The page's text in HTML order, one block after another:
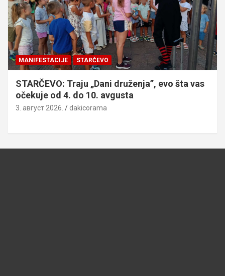
MANIFESTACIJE STARČEVO
STARČEVO: Traju „Dani druženja”, evo šta vas
očekuje od 4. do 10. avgusta
3. август 2026. dakicorama